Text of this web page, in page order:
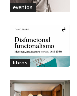
eventos
libros